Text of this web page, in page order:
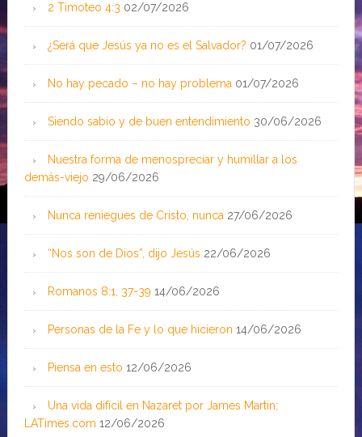
2 Timoteo 4:3 02/07/2026
¿Será que Jesús ya no es el Salvador? 01/07/2026
No hay pecado – no hay problema 01/07/2026
Siendo sabio y de buen entendimiento 30/06/2026
Nuestra forma de menospreciar y humillar a los
demás-viejo 29/06/2026
Nunca reniegues de Cristo, nunca 27/06/2026
“Nos son de Dios”, dijo Jesús 22/06/2026
Romanos 8:1, 37-39 14/06/2026
Personas de la Fe y lo que hicieron 14/06/2026
Piensa en esto 12/06/2026
Una vida difícil en Nazaret por James Martin;
LATimes.com 12/06/2026